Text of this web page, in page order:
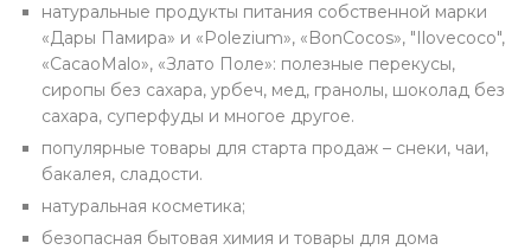
натуральные продукты питания собственной марки
«Дары Памира» и «Polezium», «BonCocos», "Ilovecoco",
«CacaoMalo», «Злато Поле»: полезные перекусы,
сиропы без сахара, урбеч, мед, гранолы, шоколад без
сахара, суперфуды и многое другое.
популярные товары для старта продаж – снеки, чаи,
бакалея, сладости.
натуральная косметика;
безопасная бытовая химия и товары для дома